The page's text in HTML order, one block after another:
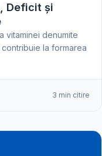
Deficit și
vitaminei denumite
la formarea
3 min citire